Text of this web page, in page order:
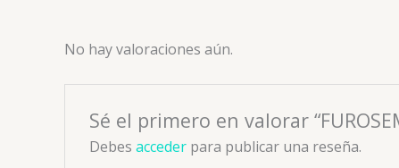
No hay valoraciones aún.
Sé el primero en valorar
Debes accederpara publicar una reseña.